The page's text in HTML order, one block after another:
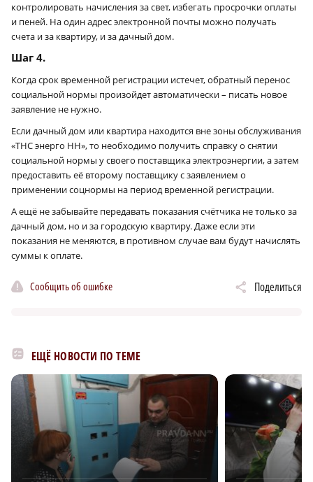
контролировать начисления за свет, избегать просрочки оплаты
и пеней. На один адрес электронной почты можно получать
счета и за квартиру, и за дачный дом.
Шаг 4.
Когда срок временной регистрации истечет, обратный перенос
социальной нормы произойдет автоматически – писать новое
заявление не нужно.
Если дачный дом или квартира находится вне зоны обслуживания
«ТНС энерго НН», то необходимо получить справку о снятии
социальной нормы у своего поставщика электроэнергии, а затем
предоставить её второму поставщику с заявлением о
применении соцнормы на период временной регистрации.
А ещё не забывайте передавать показания счётчика не только за
дачный дом, но и за городскую квартиру. Даже если эти
показания не меняются, в противном случае вам будут начислять
суммы к оплате.
Сообщить об ошибке Поделиться
ЕЩЁ НОВОСТИ ПО ТЕМЕ